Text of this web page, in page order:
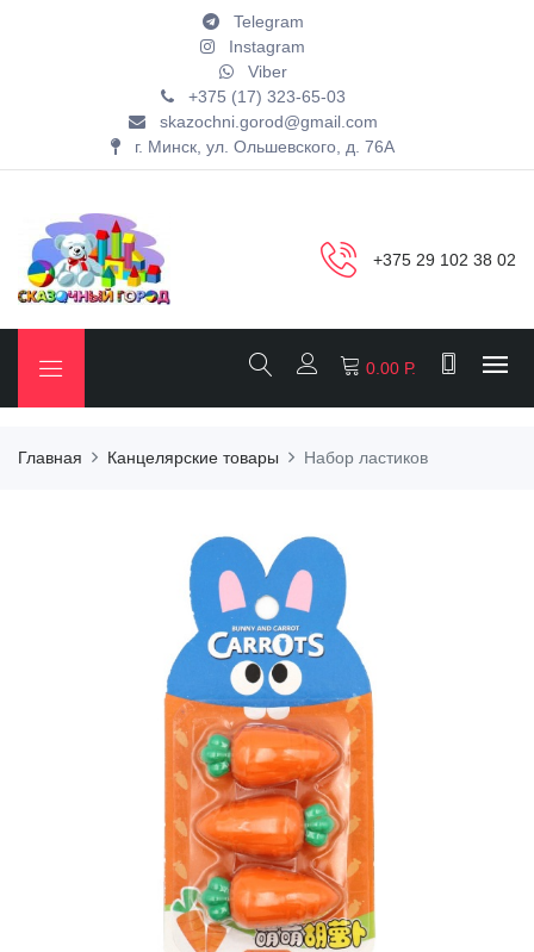
Telegram
Instagram
Viber
+375 (17) 323-65-03
skazochni.gorod@gmail.com
г. Минск, ул. Ольшевского, д. 76А
+375 29 102 38 02
0.00 Р.
Главная Канцелярские товары Набор ластиков